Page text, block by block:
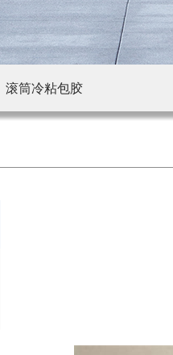
滚筒冷粘包胶